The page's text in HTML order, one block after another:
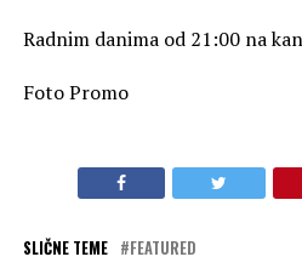
Radnim danima od 21:00 na
Foto Promo
SLIČNE TEME FEATURED